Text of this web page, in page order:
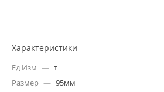
Характеристики
Ед Изм — т
Размер — 95мм